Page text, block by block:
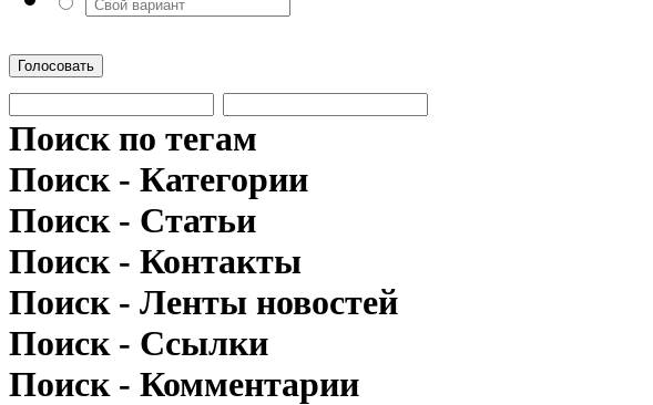
Голосовать
Поиск по тегам
Поиск - Категории
Поиск - Статьи
Поиск - Контакты
Поиск - Ленты новостей
Поиск - Ссылки
Поиск - Комментарии